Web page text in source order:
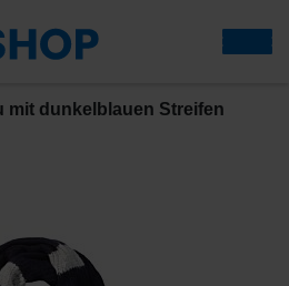
mit dunkelblauen Streifen